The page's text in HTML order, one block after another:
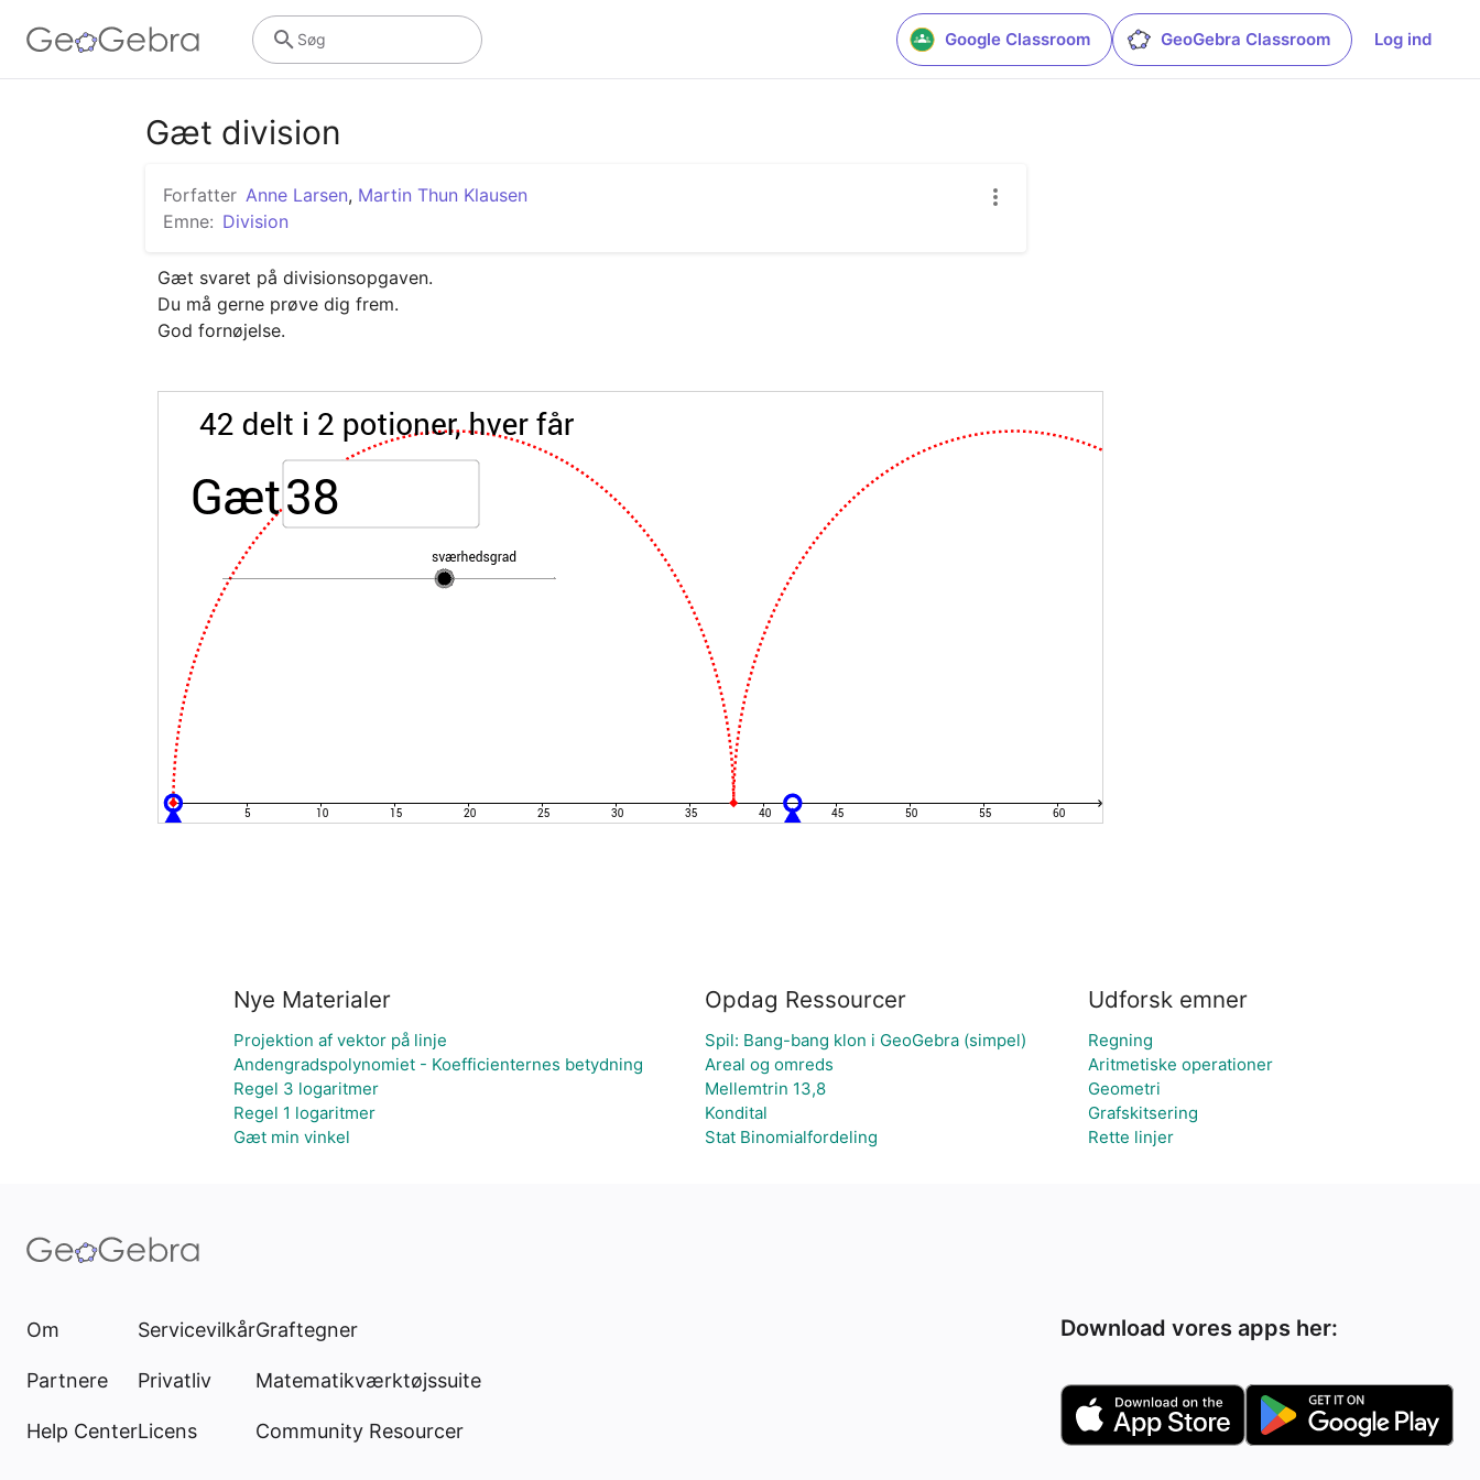
Google Classroom GeoGebra Classroom Log ind
Søg
Gæt division
Forfatter Anne Larsen, Martin Thun Klausen
Emne: Division
Gæt svaret på divisionsopgaven.
Du må gerne prøve dig frem.
God fornøjelse.
Nye Materialer
Projektion af vektor på linje
Andengradspolynomiet - Koefficienternes betydning
Regel 3 logaritmer
Regel 1 logaritmer
Gæt min vinkel
Opdag Ressourcer
Spil: Bang-bang klon i GeoGebra (simpel)
Areal og omreds
Mellemtrin 13,8
Kondital
Stat Binomialfordeling
Udforsk emner
Regning
Aritmetiske operationer
Geometri
Grafskitsering
Rette linjer
Om
Partnere
Help Center
Servicevilkår
Privatliv
Licens
Graftegner
Matematikværktøjssuite
Community Resourcer
Download vores apps her: